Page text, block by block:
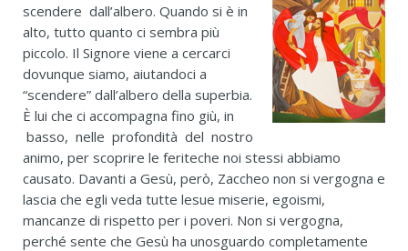
scendere dall’albero. Quando si è in
alto, tutto quanto ci sembra più
piccolo. Il Signore viene a cercarci
dovunque siamo, aiutandoci a
“scendere” dall’albero della superbia.
È lui che ci accompagna fino giù, in
basso, nelle profondità del nostro
animo, per scoprire le feriteche noi stessi abbiamo
causato. Davanti a Gesù, però, Zaccheo non si vergogna e
lascia che egli veda tutte lesue miserie, egoismi,
mancanze di rispetto per i poveri. Non si vergogna,
perché sente che Gesù ha unosguardo completamente